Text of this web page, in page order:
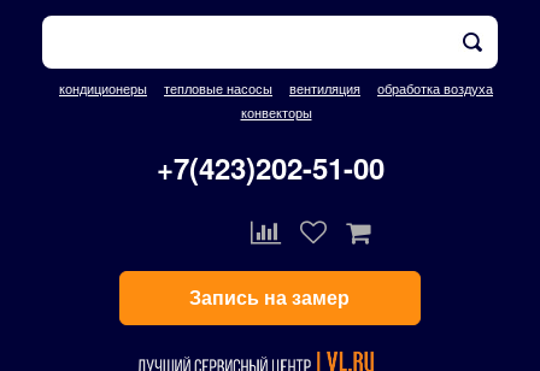
кондиционеры тепловые насосы вентиляция
обработка воздуха
конвекторы
+7(423)202-51-00
Запись на замер